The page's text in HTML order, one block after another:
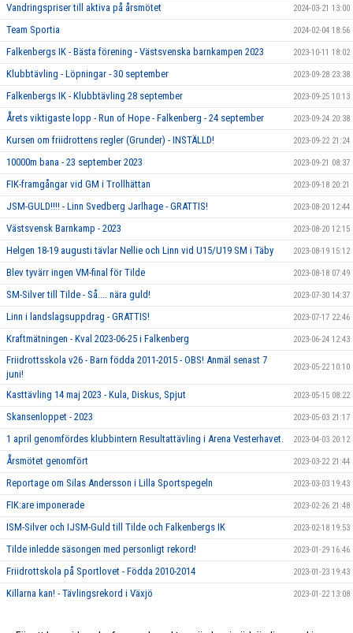
Vandringspriser till aktiva på årsmötet 2024-03-21 13:00
Team Sportia 2024-02-04 18:56
Falkenbergs IK - Bästa förening - Västsvenska barnkampen 2023 2023-10-11 18:02
Klubbtävling - Löpningar - 30 september 2023-09-28 23:38
Falkenbergs IK - Klubbtävling 28 september 2023-09-25 10:13
Årets viktigaste lopp - Run of Hope - Falkenberg - 24 september 2023-09-24 20:38
Kursen om friidrottens regler (Grunder) - INSTÄLLD! 2023-09-22 21:24
10000m bana - 23 september 2023 2023-09-21 08:37
FIK-framgångar vid GM i Trollhättan 2023-09-18 20:21
JSM-GULD!!!! - Linn Svedberg Jarlhage - GRATTIS! 2023-08-20 12:44
Västsvensk Barnkamp - 2023 2023-08-20 12:15
Helgen 18-19 augusti tävlar Nellie och Linn vid U15/U19 SM i Täby 2023-08-19 15:12
Blev tyvärr ingen VM-final för Tilde 2023-08-18 07:49
SM-Silver till Tilde - Så.... nära guld! 2023-07-30 14:37
Linn i landslagsuppdrag - GRATTIS! 2023-07-17 22:46
Kraftmätningen - Kval 2023-06-25 i Falkenberg 2023-06-24 12:43
Friidrottsskola v26 - Barn födda 2011-2015 - OBS! Anmäl senast 7
juni!
2023-05-22 10:10
Kasttävling 14 maj 2023 - Kula, Diskus, Spjut 2023-05-15 08:22
Skansenloppet - 2023 2023-05-03 21:17
1 april genomfördes klubbintern Resultattävling i Arena Vesterhavet. 2023-04-03 20:12
Årsmötet genomfört 2023-03-22 21:44
Reportage om Silas Andersson i Lilla Sportspegeln 2023-03-03 19:43
FIK:are imponerade 2023-02-26 21:48
ISM-Silver och IJSM-Guld till Tilde och Falkenbergs IK 2023-02-18 19:53
Tilde inledde säsongen med personligt rekord! 2023-01-29 16:46
Friidrottskola på Sportlovet - Födda 2010-2014 2023-01-23 19:43
Killarna kan! - Tävlingsrekord i Växjö 2023-01-22 13:08